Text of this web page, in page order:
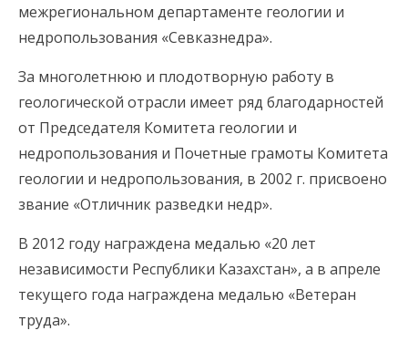
межрегиональном департаменте геологии и
недропользования «Севказнедра».
За многолетнюю и плодотворную работу в
геологической отрасли имеет ряд благодарностей
от Председателя Комитета геологии и
недропользования и Почетные грамоты Комитета
геологии и недропользования, в 2002 г. присвоено
звание «Отличник разведки недр».
В 2012 году награждена медалью «20 лет
независимости Республики Казахстан», а в апреле
текущего года награждена медалью «Ветеран
труда».